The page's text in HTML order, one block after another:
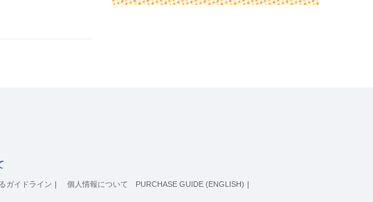
ガイドライン ｜ 個人情報について PURCHASE GUIDE (ENGLISH) ｜